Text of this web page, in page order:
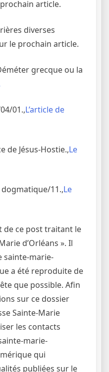
article.
diverses
le prochain article.
grecque ou la
01.,L’article de
de Jésus-Hostie.,Le
11.,Le
ce post traitant le
d’Orléans ». Il
sainte-marie-
a été reproduite de
que possible. Afin
sur ce dossier
Sainte-Marie
les contacts
marie-
qui
publiées sur le